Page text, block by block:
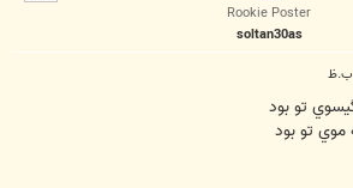
Rookie Poster
soltan30as
تو بود
تو بود